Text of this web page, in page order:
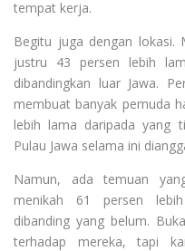
tempat kerja.
Begitu juga dengan lokasi.
justru 43 persen lebih
dibandingkan luar Jawa.
membuat banyak pemuda
lebih lama daripada yang
Pulau Jawa selama ini
Namun, ada temuan
menikah 61 persen
dibanding yang belum.
terhadap mereka, tapi